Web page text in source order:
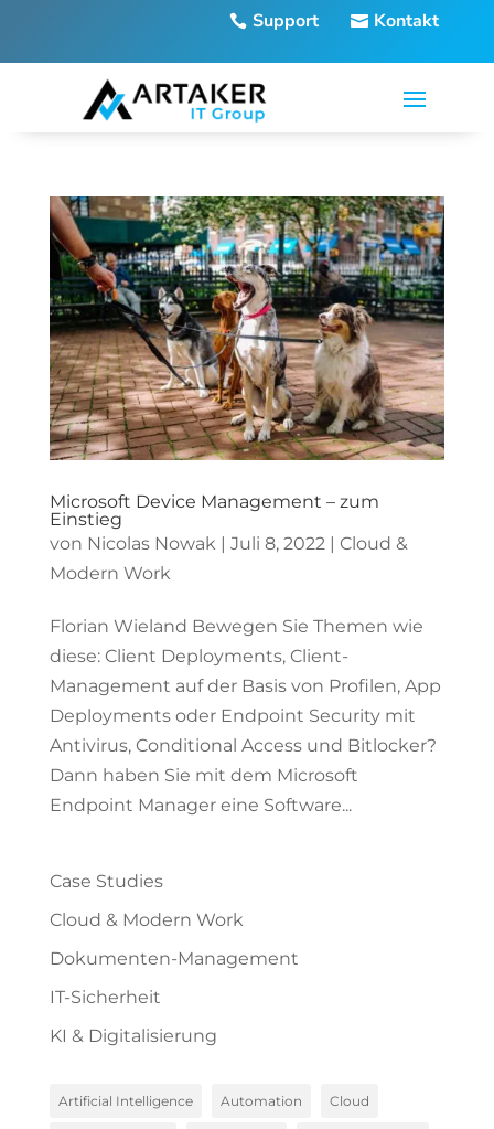
Support Kontakt
Microsoft Device Management – zum
Einstieg
von Nicolas Nowak | Juli 8, 2022 | Cloud &
Modern Work
Florian Wieland Bewegen Sie Themen wie
diese: Client Deployments, Client-
Management auf der Basis von Profilen, App
Deployments oder Endpoint Security mit
Antivirus, Conditional Access und Bitlocker?
Dann haben Sie mit dem Microsoft
Endpoint Manager eine Software...
Case Studies
Cloud & Modern Work
Dokumenten-Management
IT-Sicherheit
KI & Digitalisierung
Artificial Intelligence Automation Cloud